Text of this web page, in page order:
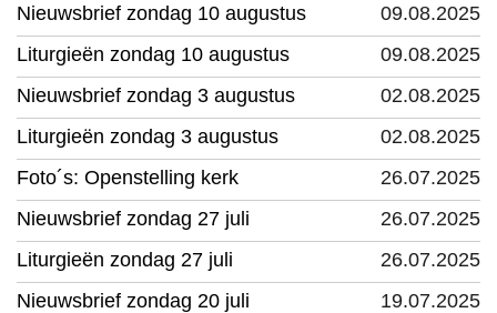
09.08.2025
Nieuwsbrief zondag 10 augustus
09.08.2025
Liturgieën zondag 10 augustus
02.08.2025
Nieuwsbrief zondag 3 augustus
02.08.2025
Liturgieën zondag 3 augustus
26.07.2025
Foto´s: Openstelling kerk
26.07.2025
Nieuwsbrief zondag 27 juli
26.07.2025
Liturgieën zondag 27 juli
19.07.2025
Nieuwsbrief zondag 20 juli